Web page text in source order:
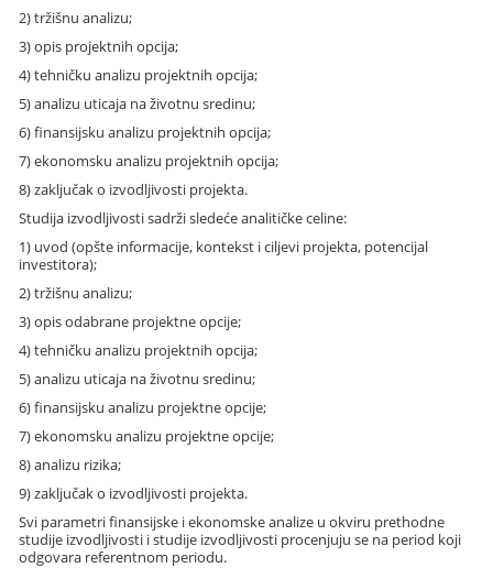
2) tržišnu analizu;
3) opis projektnih opcija;
4) tehničku analizu projektnih opcija;
5) analizu uticaja na životnu sredinu;
6) finansijsku analizu projektnih opcija;
7) ekonomsku analizu projektnih opcija;
8) zaključak o izvodljivosti projekta.
Studija izvodljivosti sadrži sledeće analitičke celine:
1) uvod (opšte informacije, kontekst i ciljevi projekta, potencijal
investitora);
2) tržišnu analizu;
3) opis odabrane projektne opcije;
4) tehničku analizu projektnih opcija;
5) analizu uticaja na životnu sredinu;
6) finansijsku analizu projektne opcije;
7) ekonomsku analizu projektne opcije;
8) analizu rizika;
9) zaključak o izvodljivosti projekta.
Svi parametri finansijske i ekonomske analize u okviru prethodne
studije izvodljivosti i studije izvodljivosti procenjuju se na period koji
odgovara referentnom periodu.